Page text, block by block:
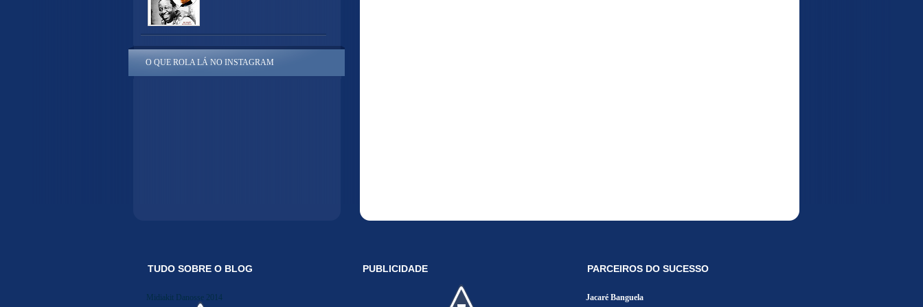
O QUE ROLA LÁ NO INSTAGRAM
TUDO SOBRE O BLOG
Midiakit Danosse 2014
PUBLICIDADE PARCEIROS DO SUCESSO
Jacaré Banguela